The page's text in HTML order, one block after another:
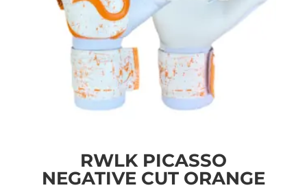
RWLK PICASSO
NEGATIVE CUT ORANGE